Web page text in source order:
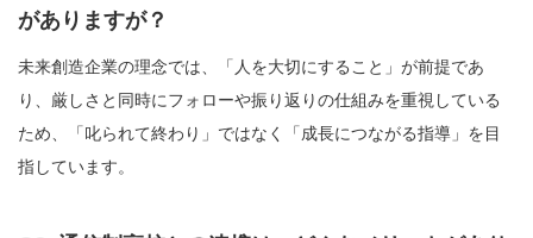
がありますが？
未来創造企業の理念では、「人を大切にすること」が前提であ
り、厳しさと同時にフォローや振り返りの仕組みを重視している
ため、「叱られて終わり」ではなく「成長につながる指導」を目
指しています。